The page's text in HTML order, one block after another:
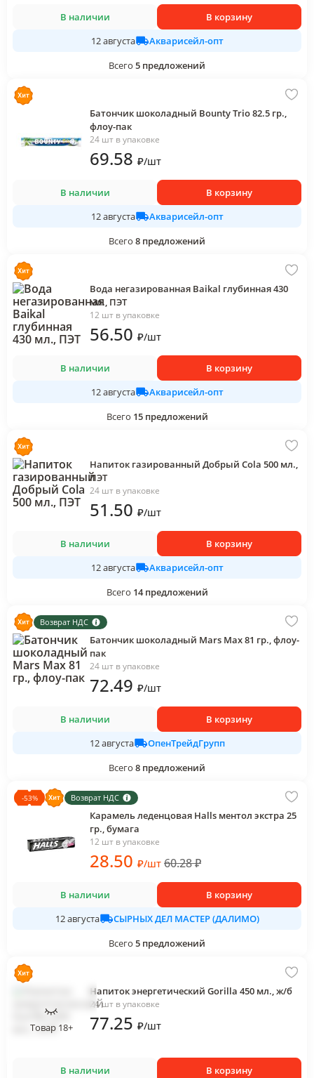
В наличии
В корзину
12 августа
Акварисейл-опт
Всего 5 предложений
Батончик шоколадный Bounty Trio 82.5 гр.,
флоу-пак
24 шт в упаковке
69.58 ₽/шт
В наличии
В корзину
12 августа
Акварисейл-опт
Всего 8 предложений
Вода негазированная Baikal глубинная 430
мл., ПЭТ
12 шт в упаковке
56.50 ₽/шт
В наличии
В корзину
12 августа
Акварисейл-опт
Всего 15 предложений
Напиток газированный Добрый Cola 500 мл.,
ПЭТ
24 шт в упаковке
51.50 ₽/шт
В наличии
В корзину
12 августа
Акварисейл-опт
Всего 14 предложений
Возврат НДС
Батончик шоколадный Mars Max 81 гр., флоу-
пак
24 шт в упаковке
72.49 ₽/шт
В наличии
В корзину
12 августа
ОпенТрейдГрупп
Всего 8 предложений
-53% Возврат НДС
Карамель леденцовая Halls ментол экстра 25
гр., бумага
12 шт в упаковке
28.50 ₽/шт 60.28₽
В наличии
В корзину
12 августа
СЫРНЫХ ДЕЛ МАСТЕР (ДАЛИМО)
Всего 5 предложений
Товар 18+
Напиток энергетический Gorilla 450 мл., ж/б
24 шт в упаковке
77.25 ₽/шт
В наличии В корзину